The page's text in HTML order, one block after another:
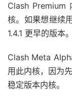
Clash Premium
核。如果想继续
1.4.1 更早的版本。
Clash Meta
用此内核，因为
稳定版本内核。